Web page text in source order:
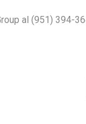
al (951) 394-